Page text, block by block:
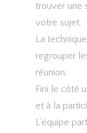
trouver une
votre sujet.
La
regrouper
réunion.
Fini le côté
et à la
L’équipe